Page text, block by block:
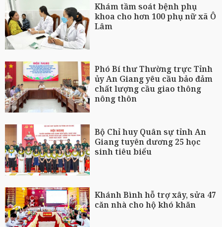
Khám tầm soát bệnh phụ
khoa cho hơn 100 phụ nữ xã Ô
Lâm
Phó Bí thư Thường trực Tỉnh
ủy An Giang yêu cầu bảo đảm
chất lượng cầu giao thông
nông thôn
Bộ Chỉ huy Quân sự tỉnh An
Giang tuyên dương 25 học
sinh tiêu biểu
Khánh Bình hỗ trợ xây, sửa 47
căn nhà cho hộ khó khăn